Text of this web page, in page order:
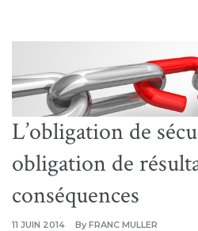
L’obligation de
obligation de
conséquences
11 JUIN 2014 By FRANC MULLER